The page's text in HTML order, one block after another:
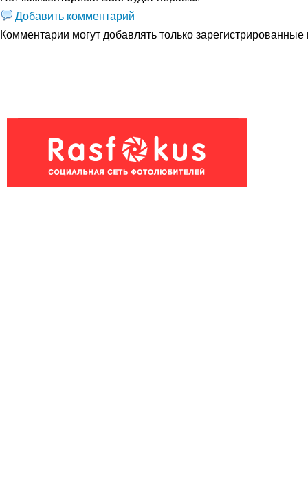
Добавить комментарий
Комментарии могут добавлять толькозарегистрированные